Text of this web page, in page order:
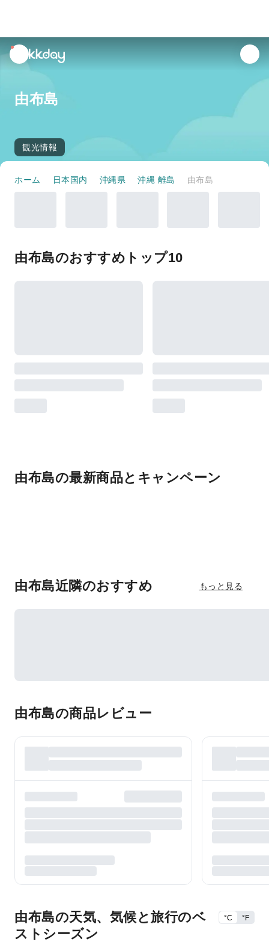
unread
notifications
由布島
観光情報
ホーム 日本国内 沖縄県 沖縄 離島 由布島
由布島のおすすめトップ10
由布島の最新商品とキャンペーン
由布島近隣のおすすめ もっと見る
由布島の商品レビュー
由布島の天気、気候と旅行のベ
ストシーズン
°C °F